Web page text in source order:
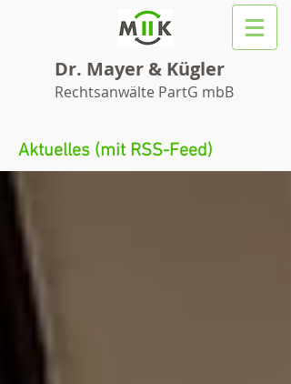
Dr. Mayer & Kügler
Rechtsanwälte PartG mbB
Aktuelles (mit RSS-Feed)